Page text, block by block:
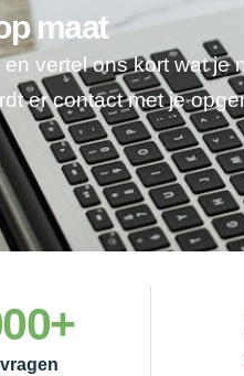
maat
en vertel ons kort wat je
er contact met je
+